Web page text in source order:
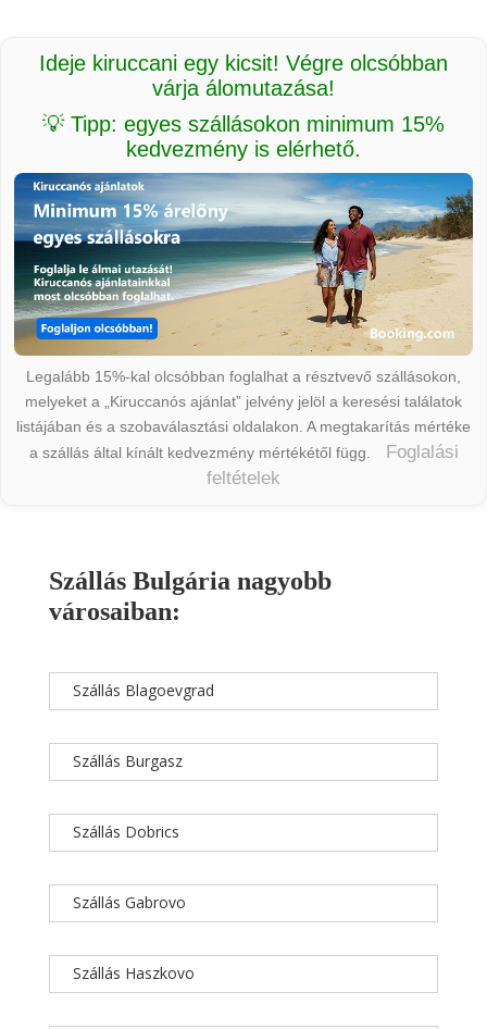
Ideje kiruccani egy kicsit! Végre olcsóbban
várja álomutazása!
💡 Tipp: egyes szállásokon minimum 15%
kedvezmény is elérhető.
Legalább 15%-kal olcsóbban foglalhat a résztvevő szállásokon,
melyeket a „Kiruccanós ajánlat” jelvény jelöl a keresési találatok
listájában és a szobaválasztási oldalakon. A megtakarítás mértéke
a szállás által kínált kedvezmény mértékétől függ.
Foglalási
feltételek
Szállás Bulgária nagyobb
városaiban:
Szállás Blagoevgrad
Szállás Burgasz
Szállás Dobrics
Szállás Gabrovo
Szállás Haszkovo